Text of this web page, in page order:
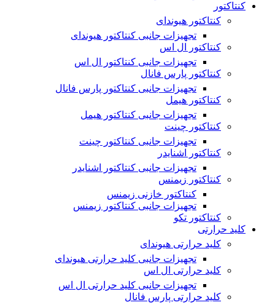
کنتاکتور
کنتاکتور هیوندای
تجهیزات جانبی کنتاکتور هیوندای
کنتاکتور ال اس
تجهیزات جانبی کنتاکتور ال اس
کنتاکتور پارس فانال
تجهیزات جانبی کنتاکتور پارس فانال
کنتاکتور هیمل
تجهیزات جانبی کنتاکتور هیمل
کنتاکتور چینت
تجهیزات جانبی کنتاکتور چینت
کنتاکتور اشنایدر
تجهیزات جانبی کنتاکتور اشنایدر
کنتاکتور زیمنس
کنتاکتور خازنی زیمنس
تجهیزات جانبی کنتاکتور زیمنس
کنتاکتور تکو
کلید حرارتی
کلید حرارتی هیوندای
تجهیزات جانبی کلید حرارتی هیوندای
کلید حرارتی ال اس
تجهیزات جانبی کلید حرارتی ال اس
کلید حرارتی پارس فانال